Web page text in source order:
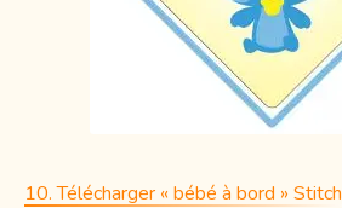
10. Télécharger « bébé à bord » Stitch